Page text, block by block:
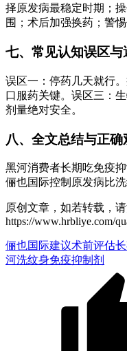
择原发病最稳定时期；
围；术后加强换药；警
七、常见认知误区与
误区一：停药几天就行
口服药关键。误区三：
剂量绝对安全。
八、全文总结与正确
黑河消费者长期吃免疫
俪也国际控制原发病比洗
原创文章，如若转载，请
https://www.hrbliye.com/
俪也国际建议术前评估
河洗纹身免疫抑制剂